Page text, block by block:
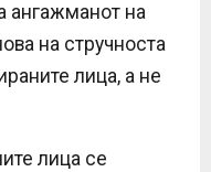
ангажманот на
на стручноста
лица, а не
лица се